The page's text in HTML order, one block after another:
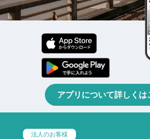
アプリについて詳しくは
法人のお客様